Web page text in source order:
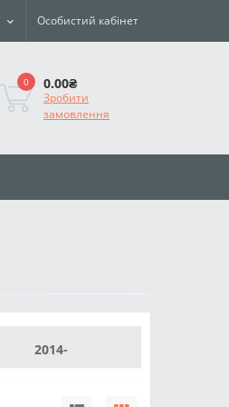
Особистий кабінет
0 0.00₴
Зробити
замовлення
2014-